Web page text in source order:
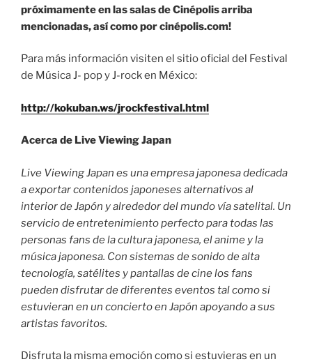
próximamente en las salas de Cinépolis arriba
mencionadas, así como por cinépolis.com!
Para más información visiten el sitio oficial del Festival
de Música J- pop y J-rock en México:
http://kokuban.ws/jrockfestival.html
Acerca de Live Viewing Japan
Live Viewing Japan es una empresa japonesa dedicada
a exportar contenidos japoneses alternativos al
interior de Japón y alrededor del mundo vía satelital. Un
servicio de entretenimiento perfecto para todas las
personas fans de la cultura japonesa, el anime y la
música japonesa. Con sistemas de sonido de alta
tecnología, satélites y pantallas de cine los fans
pueden disfrutar de diferentes eventos tal como si
estuvieran en un concierto en Japón apoyando a sus
artistas favoritos.
Disfruta la misma emoción como si estuvieras en un